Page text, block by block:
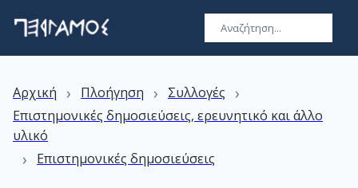
Αρχική › Πλοήγηση › Συλλογές ›
Επιστημονικές δημοσιεύσεις, ερευνητικό και άλλο
υλικό
› Επιστημονικές δημοσιεύσεις